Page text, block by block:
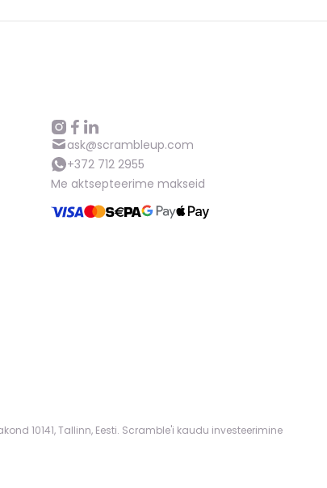
ask@scrambleup.com
+372 712 2955
Me aktsepteerime makseid
10141, Tallinn, Eesti. Scramble'i kaudu investeerimine